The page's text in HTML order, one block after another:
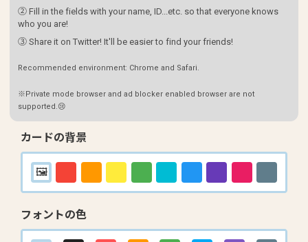
② Fill in the fields with your name, ID...etc. so that everyone knows
who you are!
③ Share it on Twitter! It'll be easier to find your friends!
Recommended environment: Chrome and Safari.
※Private mode browser and ad blocker enabled browser are not
supported.😢
カードの背景
フォントの色